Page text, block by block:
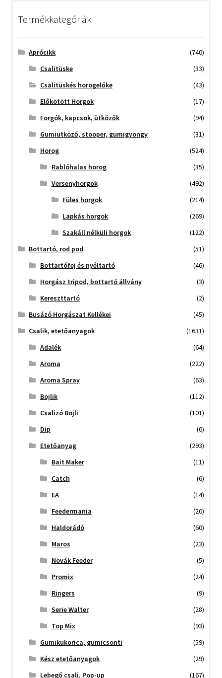
Termékkategóriák
Aprócikk
(740)
Csalitüske
(33)
Csalitüskés horogelőke
(43)
Előkötött Horgok
(17)
Forgók, kapcsok, ütközők
(94)
Gumiütköző, stooper, gumigyöngy
(31)
Horog
(524)
Rablóhalas horog
(35)
Versenyhorgok
(492)
Füles horgok
(214)
Lapkás horgok
(269)
Szakáll nélküli horgok
(122)
Bottartó, rod pod
(51)
Bottartófej és nyéltartó
(46)
Horgász tripod, bottartó állvány
(3)
Kereszttartó
(2)
Busázó Horgászat Kellékei
(45)
Csalik, etetőanyagok
(1631)
Adalék
(64)
Aroma
(222)
Aroma Spray
(63)
Bojlik
(112)
Csalizó Bojli
(101)
Dip
(6)
Etetőanyag
(293)
Bait Maker
(11)
Catch
(6)
EA
(14)
Feedermania
(20)
Haldorádó
(60)
Maros
(23)
Novák Feeder
(5)
Promix
(24)
Ringers
(9)
Serie Walter
(28)
Top Mix
(93)
Gumikukorica, gumicsonti
(59)
Kész etetőanyagok
(29)
Lebegő csali, Pop-up
(167)